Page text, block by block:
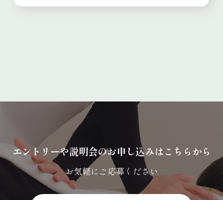
エントリーや説明会のお申し込みはこちらから
お気軽にご応募ください